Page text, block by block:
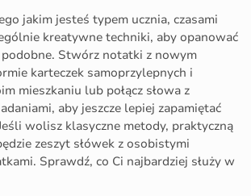
jakim jesteś typem ucznia, czasami
kreatywne techniki, aby opanować
Stwórz notatki z nowym
karteczek samoprzylepnych i
mieszkaniu lub połącz słowa z
aby jeszcze lepiej zapamiętać
wolisz klasyczne metody, praktyczną
zeszyt słówek z osobistymi
Sprawdź, co Ci najbardziej służy w